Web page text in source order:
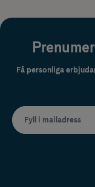
Få personliga
Fyll i mailadress